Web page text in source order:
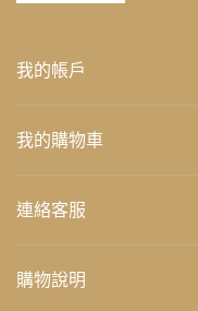
我的帳戶
我的購物車
連絡客服
購物說明